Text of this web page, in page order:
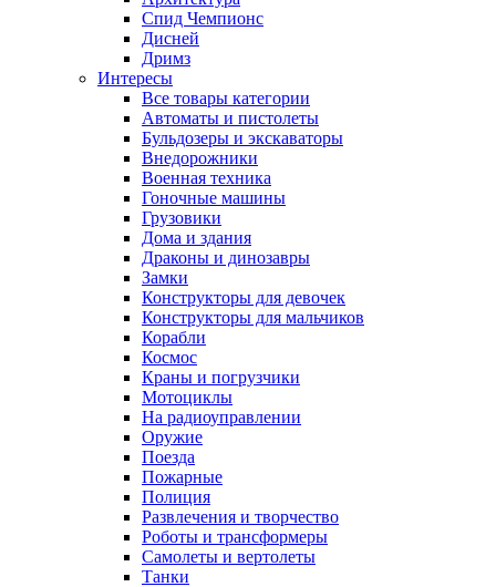
Спид Чемпионс
Дисней
Дримз
Интересы
Все товары категории
Автоматы и пистолеты
Бульдозеры и экскаваторы
Внедорожники
Военная техника
Гоночные машины
Грузовики
Дома и здания
Драконы и динозавры
Замки
Конструкторы для девочек
Конструкторы для мальчиков
Корабли
Космос
Краны и погрузчики
Мотоциклы
На радиоуправлении
Оружие
Поезда
Пожарные
Полиция
Развлечения и творчество
Роботы и трансформеры
Самолеты и вертолеты
Танки